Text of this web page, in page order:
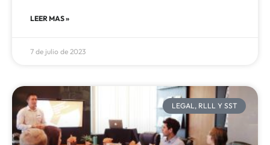
LEER MAS »
7 de julio de 2023
LEGAL, RLLL Y SST